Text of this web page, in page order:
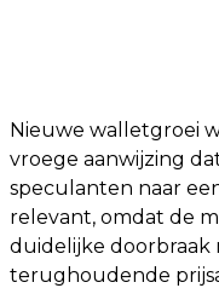
Nieuwe walletgroei
vroege aanwijzing
speculanten naar
relevant, omdat de
duidelijke doorbraak
terughoudende